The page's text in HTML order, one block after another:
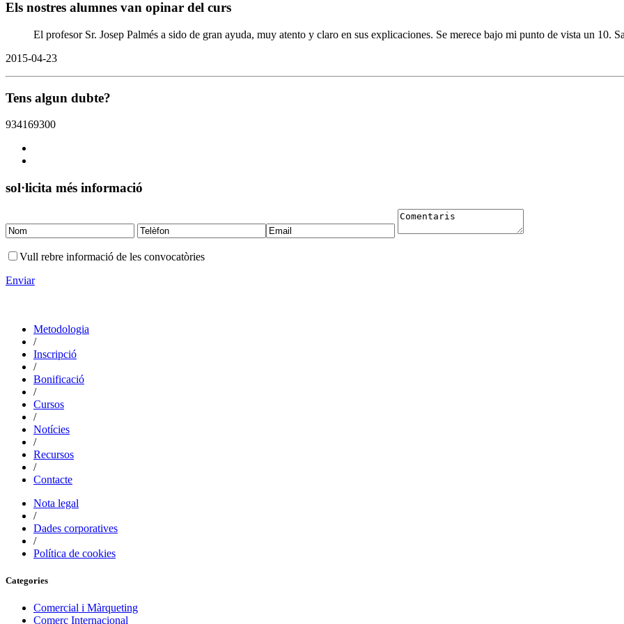
Els nostres alumnes van opinar del curs
El profesor Sr. Josep Palmés a sido de gran ayuda, muy atento y claro en sus explicaciones. Se merece bajo mi punto de vista un 10.
2015-04-23
Tens algun dubte?
934169300
sol·licita més informació
Vull rebre informació de les convocatòries
Enviar
Metodologia
/
Inscripció
/
Bonificació
/
Cursos
/
Notícies
/
Recursos
/
Contacte
Nota legal
/
Dades corporatives
/
Política de cookies
Categories
Comercial i Màrqueting
Comerç Internacional